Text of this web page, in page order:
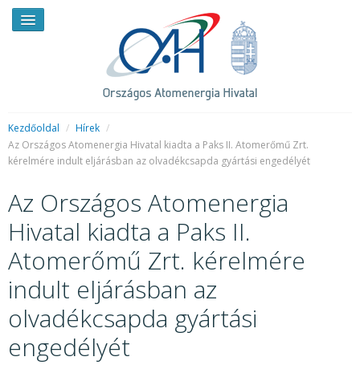
HÍREK
RENDKÍVÜLI HÍREK
SAJTÓSZOBA
HIRDETMÉNYEK
BEMUTATKOZÁS
FELADATOK
KÖZÉRDEKŰ ADATOK
Kezdőoldal / Hírek /
Az Országos Atomenergia Hivatal kiadta a Paks II. Atomerőmű Zrt.
kérelmére indult eljárásban az olvadékcsapda gyártási engedélyét
Az Országos Atomenergia
Hivatal kiadta a Paks II.
Atomerőmű Zrt. kérelmére
indult eljárásban az
olvadékcsapda gyártási
engedélyét